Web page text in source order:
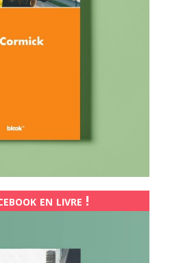
en livre !